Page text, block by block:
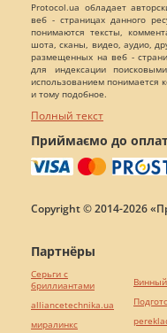
Protocol.ua обладает
веб - страницах данного
понимаются тексты,
шота, сканы, видео, аудио,
размещенных на веб -
для индексации
использованием понимается
и тому подобное.
Полный текст
Приймаємо до
Copyright © 2014-2026
Партнёры
Серьги с
бриллиантами
alliancetechnika.ua
миралинкс